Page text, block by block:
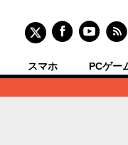
スマホ PCゲー